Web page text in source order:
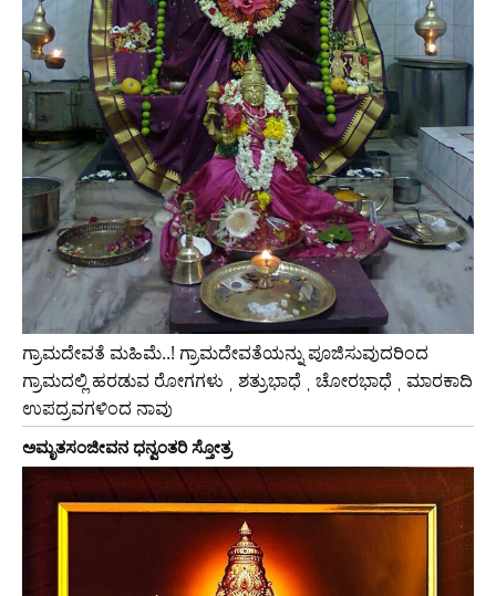
ಗ್ರಾಮದೇವತೆ ಮಹಿಮೆ..! ಗ್ರಾಮದೇವತೆಯನ್ನು ಪೂಜಿಸುವುದರಿಂದ
ಗ್ರಾಮದಲ್ಲಿ ಹರಡುವ ರೋಗಗಳು ˌ ಶತ್ರುಭಾಧೆ ˌ ಚೋರಭಾಧೆ ˌ ಮಾರಕಾದಿ
ಉಪದ್ರವಗಳಿಂದ ನಾವು
ಅಮೃತಸಂಜೀವನ ಧನ್ವಂತರಿ ಸ್ತೋತ್ರ